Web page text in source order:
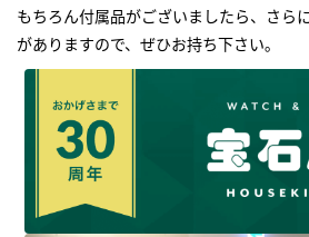
もちろん付属品がございましたら、さら
がありますので、ぜひお持ち下さい｡